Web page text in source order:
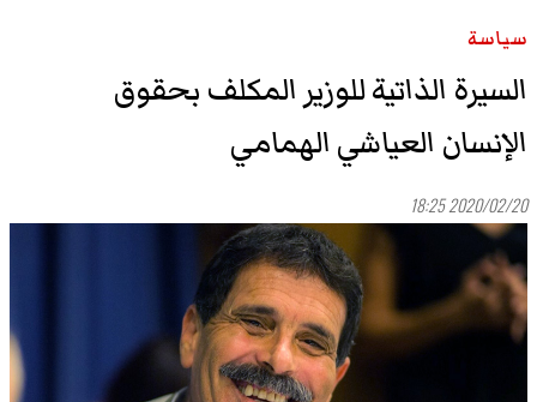
سياسة
السيرة الذاتية للوزير المكلف بحقوق
الإنسان العياشي الهمامي
2020/02/20 18:25